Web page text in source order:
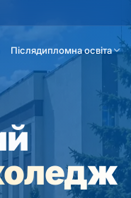
Післядипломна освіта